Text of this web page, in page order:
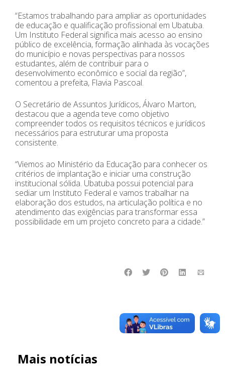
“Estamos trabalhando para ampliar as oportunidades
de educação e qualificação profissional em Ubatuba.
Um Instituto Federal significa mais acesso ao ensino
público de excelência, formação alinhada às vocações
do município e novas perspectivas para nossos
estudantes, além de contribuir para o
desenvolvimento econômico e social da região”,
comentou a prefeita, Flavia Pascoal.
O Secretário de Assuntos Jurídicos, Álvaro Marton,
destacou que a agenda teve como objetivo
compreender todos os requisitos técnicos e jurídicos
necessários para estruturar uma proposta
consistente.
“Viemos ao Ministério da Educação para conhecer os
critérios de implantação e iniciar uma construção
institucional sólida. Ubatuba possui potencial para
sediar um Instituto Federal e vamos trabalhar na
elaboração dos estudos, na articulação política e no
atendimento das exigências para transformar essa
possibilidade em um projeto concreto para a cidade.”
Mais notícias